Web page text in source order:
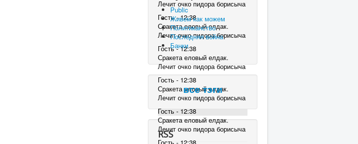
Лечит очко пидора борисыча
Гость - 12:38
Сракета еловый елдак.
Лечит очко пидора борисыча
Гость - 12:38
Сракета еловый елдак.
Лечит очко пидора борисыча
Гость - 12:38
Сракета еловый елдак.
Лечит очко пидора борисыча
Гость - 12:38
Сракета еловый елдак.
Лечит очко пидора борисыча
Public
Живем как можем
Политиканство
Последняя война
Банки
все тэги
RSS